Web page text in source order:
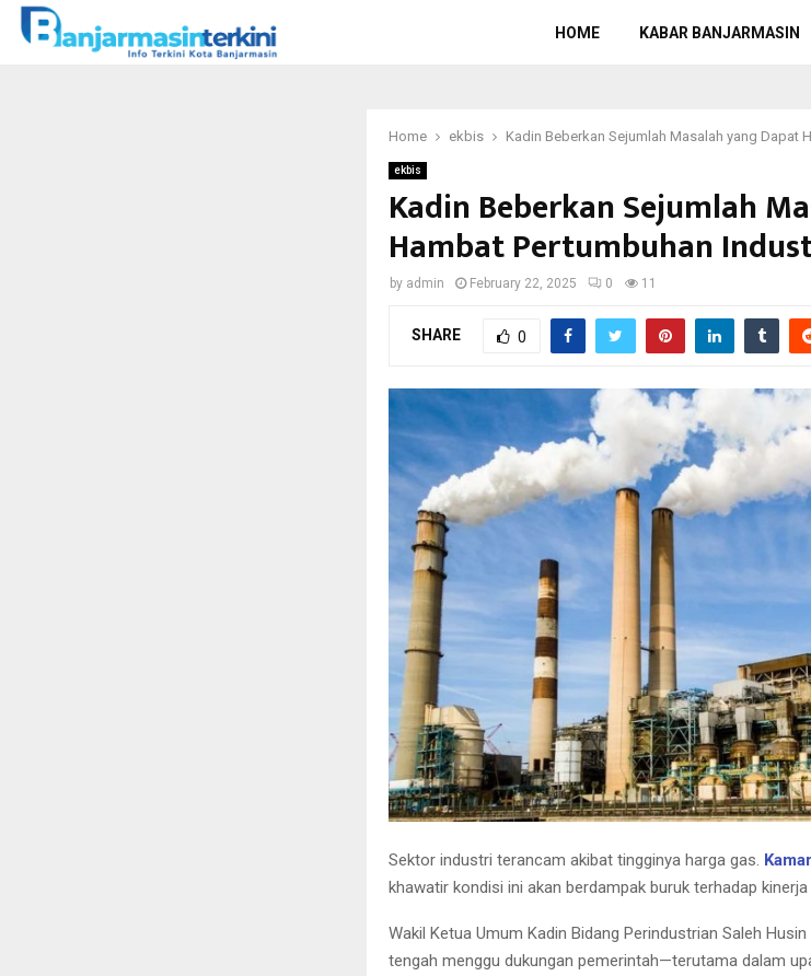
HOME KABAR BANJARMASIN
Home ekbis Kadin Beberkan Sejumlah Masalah yang Dapat
ekbis
Kadin Beberkan Sejumlah
Hambat Pertumbuhan
by admin February 22, 2025 0 11
SHARE 0
Sektor industri terancam akibat tingginya harga gas.
khawatir kondisi ini akan berdampak buruk terhadap
Wakil Ketua Umum Kadin Bidang Perindustrian Saleh
tengah menggu dukungan pemerintah—terutama dalam